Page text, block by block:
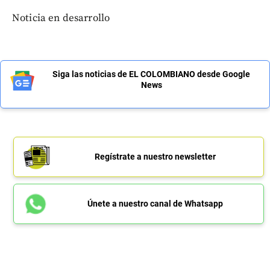
Noticia en desarrollo
Siga las noticias de EL COLOMBIANO desde Google
News
Regístrate a nuestro newsletter
Únete a nuestro canal de Whatsapp